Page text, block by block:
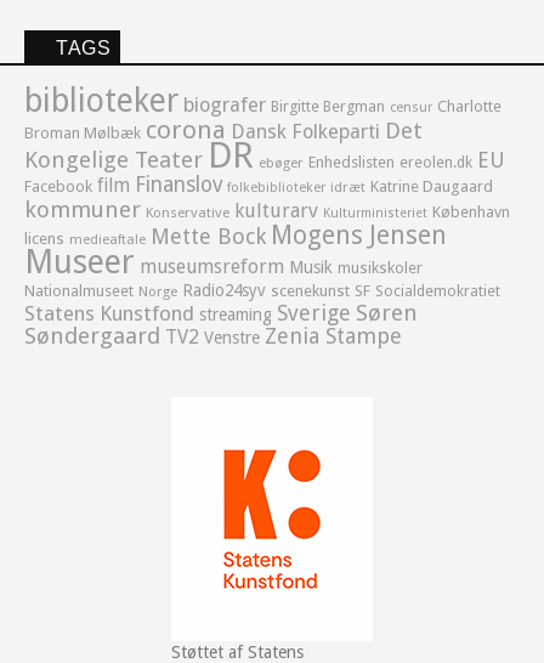
TAGS
biblioteker biografer Birgitte Bergman censur Charlotte
Broman Mølbæk corona Dansk Folkeparti Det
Kongelige Teater DR ebøger Enhedslisten ereolen.dk EU
Facebook film Finanslov folkebiblioteker idræt Katrine Daugaard
kommuner Konservative kulturarv Kulturministeriet København
licens medieaftale Mette Bock Mogens Jensen
Museer museumsreform Musik musikskoler
Nationalmuseet Norge Radio24syv scenekunst SF Socialdemokratiet
Statens Kunstfond streaming Sverige Søren
Søndergaard TV2 Venstre Zenia Stampe
Støttet af Statens